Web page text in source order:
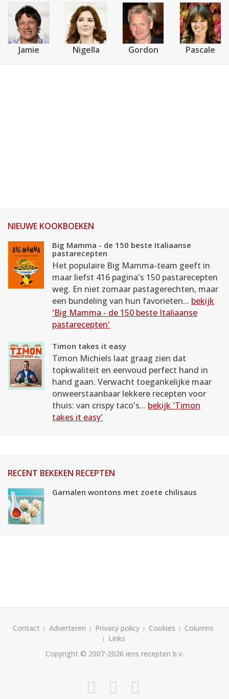
Jamie Nigella Gordon Pascale
NIEUWE KOOKBOEKEN
Big Mamma - de 150 beste Italiaanse
pastarecepten
Het populaire Big Mamma-team geeft in
maar liefst 416 pagina's 150 pastarecepten
weg. En niet zomaar pastagerechten, maar
een bundeling van hun favorieten... bekijk
'Big Mamma - de 150 beste Italiaanse
pastarecepten'
Timon takes it easy
Timon Michiels laat graag zien dat
topkwaliteit en eenvoud perfect hand in
hand gaan. Verwacht toegankelijke maar
onweerstaanbaar lekkere recepten voor
thuis: van crispy taco's... bekijk 'Timon
takes it easy'
RECENT BEKEKEN RECEPTEN
Garnalen wontons met zoete chilisaus
Contact Adverteren Privacy policy Cookies
Columns
Links
Copyright © 2007-2026 iens recepten b.v.